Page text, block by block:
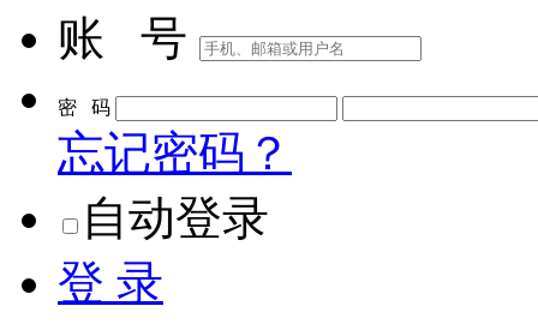
账 号
密 码
忘记密码？
自动登录
登 录